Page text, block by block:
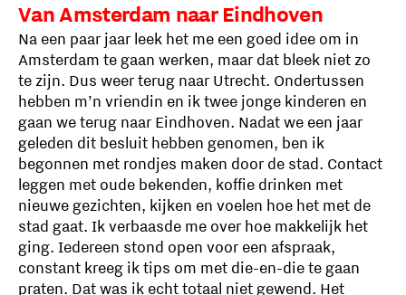
Van Amsterdam naar Eindhoven
Na een paar jaar leek het me een goed idee om in
Amsterdam te gaan werken, maar dat bleek niet zo
te zijn. Dus weer terug naar Utrecht. Ondertussen
hebben m’n vriendin en ik twee jonge kinderen en
gaan we terug naar Eindhoven. Nadat we een jaar
geleden dit besluit hebben genomen, ben ik
begonnen met rondjes maken door de stad. Contact
leggen met oude bekenden, koffie drinken met
nieuwe gezichten, kijken en voelen hoe het met de
stad gaat. Ik verbaasde me over hoe makkelijk het
ging. Iedereen stond open voor een afspraak,
constant kreeg ik tips om met die-en-die te gaan
praten. Dat was ik echt totaal niet gewend. Het